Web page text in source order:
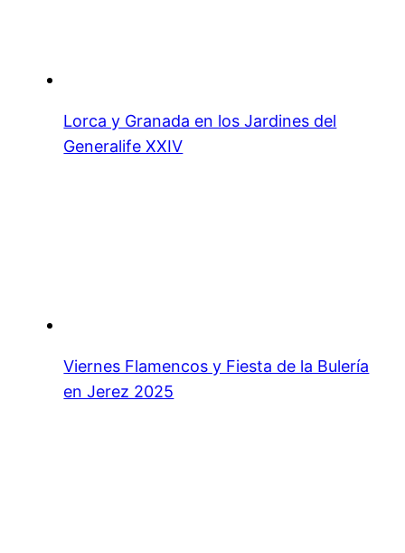
Lorca y Granada en los Jardines del
Generalife XXIV
Viernes Flamencos y Fiesta de la Bulería
en Jerez 2025